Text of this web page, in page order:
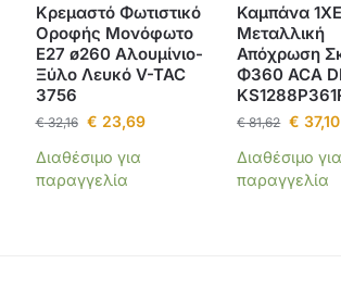
Κρεμαστό Φωτιστικό
Οροφής Μονόφωτο
E27 ø260 Αλουμίνιο-
Ξύλο Λευκό V-TAC
3756
€32,16 € 23,69
Διαθέσιμο για
παραγγελία
Καμπάνα
Μεταλλική
Απόχρωση
Φ360 ACA
€81,62 € 37,10
Διαθέσιμο για
παραγγελία